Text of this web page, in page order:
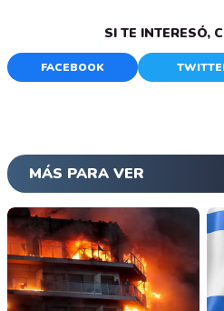
SI TE INTERESÓ,
FACEBOOK
MÁS PARA VER